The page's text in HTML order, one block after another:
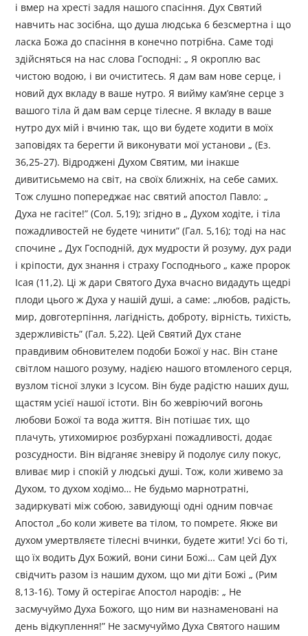
і вмер на хресті задля нашого спасіння. Дух Святий
навчить нас зосібна, що душа людська 6 безсмертна і що
ласка Божа до спасіння в конечно потрібна. Саме тоді
здійсняться на нас слова Господні: „ Я окроплю вас
чистою водою, і ви очиститесь. Я дам вам нове серце, і
новий дух вкладу в ваше нутро. Я вийму кам’яне серце з
вашого тіла й дам вам серце тілесне. Я вкладу в ваше
нутро дух мій і вчиню так, що ви будете ходити в моїх
заповідях та берегти й виконувати мої установи „ (Ез.
36,25-27). Відроджені Духом Святим, ми інакше
дивитисьмемо на світ, на своїх ближніх, на себе самих.
Тож слушно попереджає нас святий апостол Павло: „
Духа не гасіте!” (Сол. 5,19); згідно в „ Духом ходіте, і тіла
пожадливостей не будете чинити” (Гал. 5,16); тоді на нас
спочине „ Дух Господній, дух мудрости й розуму, дух ради
і кріпости, дух знання і страху Господнього „ каже пророк
Ісая (11,2). Ці ж дари Святого Духа вчасно видадуть щедрі
плоди цього ж Духа у нашій душі, а саме: „любов, радість,
мир, довготерпіння, лагідність, доброту, вірність, тихість,
здержливість” (Гал. 5,22). Цей Святий Дух стане
правдивим обновителем подоби Божої у нас. Він стане
світлом нашого розуму, надією нашого втомленого серця,
вузлом тісної злуки з Ісусом. Він буде радістю наших душ,
щастям усієї нашої істоти. Він бо жевріючий вогонь
любови Божої та вода життя. Він потішає тих, що
плачуть, утихомирює розбурхані пожадливості, додає
розсудности. Він відганяє зневіру й подолує силу покус,
вливає мир і спокій у людські душі. Тож, коли живемо за
Духом, то духом ходімо… Не будьмо марнотратні,
задиркуваті між собою, завидующі одні одним повчає
Апостол „бо коли живете ва тілом, то помрете. Якже ви
духом умертвляєте тілесні вчинки, будете жити! Усі бо ті,
що їх водить Дух Божий, вони сини Божі… Сам цей Дух
свідчить разом із нашим духом, що ми діти Божі „ (Рим
8,13-16). Тому й остерігає Апостол народів: „ Не
засмучуймо Духа Божого, що ним ви назнаменовані на
день відкуплення!” Не засмучуймо Духа Святого нашим